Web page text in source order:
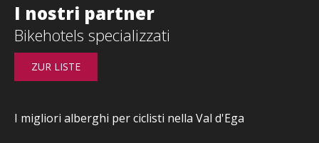
I nostri partner
Bikehotels specializzati
ZUR LISTE
I migliori alberghi per ciclisti nella Val d'Ega